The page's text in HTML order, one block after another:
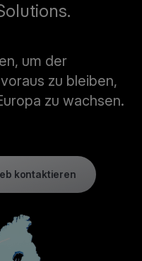
um der
zu bleiben,
zu wachsen.
kontaktieren